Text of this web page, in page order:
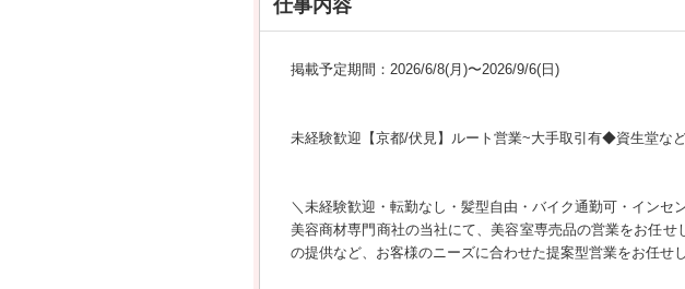
仕事内容
掲載予定期間：2026/6/8(月)〜2026/9/6(日)
未経験歓迎【京都/伏見】ルート営業~大手取引有◆資生堂な
＼未経験歓迎・転勤なし・髪型自由・バイク通勤可・インセ
美容商材専門商社の当社にて、美容室専売品の営業をお任
の提供など、お客様のニーズに合わせた提案型営業をお任せ